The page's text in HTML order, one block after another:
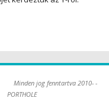
Minden jog fenntartva 2010- -
PORTHOLE